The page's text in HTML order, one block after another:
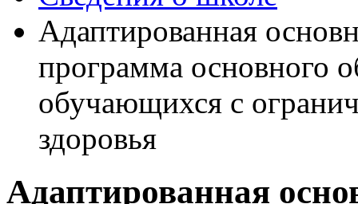
Адаптированная
программа основного
обучающихся с
здоровья
Адаптированная